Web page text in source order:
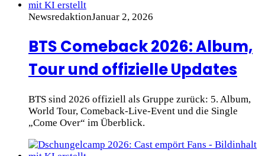
NewsredaktionJanuar 2, 2026
BTS Comeback 2026: Album,
Tour und offizielle Updates
BTS sind 2026 offiziell als Gruppe zurück: 5. Album,
World Tour, Comeback-Live-Event und die Single
„Come Over“ im Überblick.